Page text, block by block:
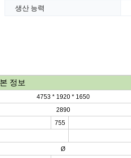
생산 능력
정보
4753 * 1920 * 1650
2890
755
Ø